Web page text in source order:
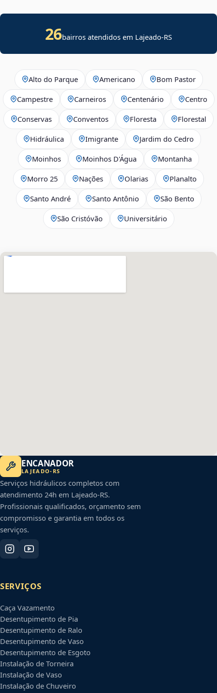
26bairros atendidos em Lajeado-RS
Alto do Parque Americano Bom Pastor
Campestre Carneiros Centenário Centro
Conservas Conventos Floresta Florestal
Hidráulica Imigrante Jardim do Cedro
Moinhos Moinhos D'Água Montanha
Morro 25 Nações Olarias Planalto
Santo André Santo Antônio São Bento
São Cristóvão Universitário
ENCANADOR
LAJEADO- RS
Serviços hidráulicos completos com
atendimento 24h em Lajeado-RS.
Profissionais qualificados, orçamento sem
compromisso e garantia em todos os
serviços.
SERVIÇOS
Caça Vazamento
Desentupimento de Pia
Desentupimento de Ralo
Desentupimento de Vaso
Desentupimento de Esgoto
Instalação de Torneira
Instalação de Vaso
Instalação de Chuveiro